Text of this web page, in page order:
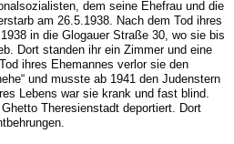
dem seine Ehefrau und die
am 26.5.1938. Nach dem Tod ihres
in die Glogauer Straße 30, wo sie bis
Dort standen ihr ein Zimmer und eine
ihres Ehemannes verlor sie den
und musste ab 1941 den Judenstern
Lebens war sie krank und fast blind.
Theresienstadt deportiert. Dort